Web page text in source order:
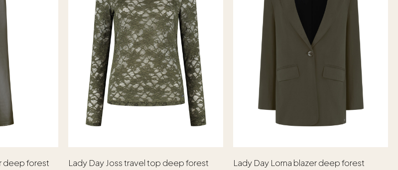
deep forest Lady Day Joss travel top deep forest Lady Day Lorna blazer deep forest